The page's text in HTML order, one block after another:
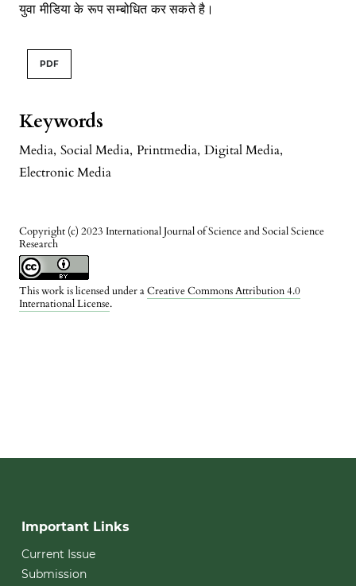
Keywords
Media, Social Media, Printmedia, Digital Media,
Electronic Media
Copyright (c) 2023 International Journal of Science and Social Science
Research
This work is licensed under aCreative Commons Attribution 4.0
International License.
युवा मीडिया के रूप सम्बोधित कर सकते है।
PDF
Important Links
Current Issue
Submission